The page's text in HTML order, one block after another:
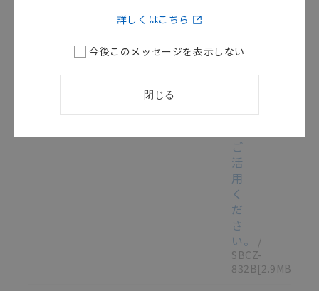
と
え
ご
活
用
く
だ
さ
い。
/
SBCZ-
832B[2.9MB]
詳しくはこちら
今後このメッセージを表示しない
閉じる